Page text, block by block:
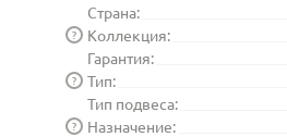
Страна:
Коллекция:
?
Гарантия:
Тип:
?
Тип подвеса:
Назначение:
?